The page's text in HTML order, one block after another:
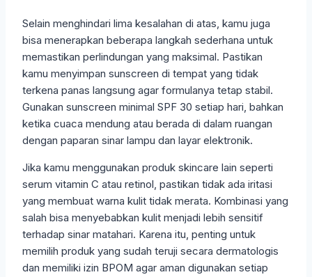
Selain menghindari lima kesalahan di atas, kamu juga
bisa menerapkan beberapa langkah sederhana untuk
memastikan perlindungan yang maksimal. Pastikan
kamu menyimpan sunscreen di tempat yang tidak
terkena panas langsung agar formulanya tetap stabil.
Gunakan sunscreen minimal SPF 30 setiap hari, bahkan
ketika cuaca mendung atau berada di dalam ruangan
dengan paparan sinar lampu dan layar elektronik.
Jika kamu menggunakan produk skincare lain seperti
serum vitamin C atau retinol, pastikan tidak ada iritasi
yang membuat warna kulit tidak merata. Kombinasi yang
salah bisa menyebabkan kulit menjadi lebih sensitif
terhadap sinar matahari. Karena itu, penting untuk
memilih produk yang sudah teruji secara dermatologis
dan memiliki izin BPOM agar aman digunakan setiap